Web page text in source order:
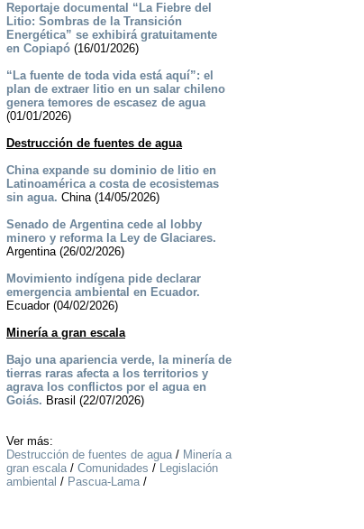
Reportaje documental “La Fiebre del
Litio: Sombras de la Transición
Energética” se exhibirá gratuitamente
en Copiapó(16/01/2026)
“La fuente de toda vida está aquí”: el
plan de extraer litio en un salar chileno
genera temores de escasez de agua
(01/01/2026)
Destrucción de fuentes de agua
China expande su dominio de litio en
Latinoamérica a costa de ecosistemas
sin agua. China (14/05/2026)
Senado de Argentina cede al lobby
minero y reforma la Ley de Glaciares.
Argentina (26/02/2026)
Movimiento indígena pide declarar
emergencia ambiental en Ecuador.
Ecuador (04/02/2026)
Minería a gran escala
Bajo una apariencia verde, la minería de
tierras raras afecta a los territorios y
agrava los conflictos por el agua en
Goiás. Brasil (22/07/2026)
Ver más:
Destrucción de fuentes de agua/ Minería a
gran escala/ Comunidades / Legislación
ambiental / Pascua-Lama/